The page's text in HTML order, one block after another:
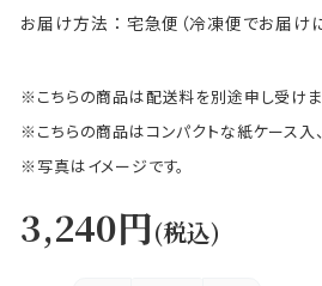
お届け方法 ： 宅急便（冷凍便でお届けに
※こちらの商品は配送料を別途申し受けま
※こちらの商品はコンパクトな紙ケース入
※写真はイメージです。
3,240円(税込)